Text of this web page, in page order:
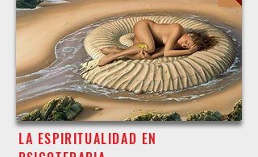
LA ESPIRITUALIDAD EN